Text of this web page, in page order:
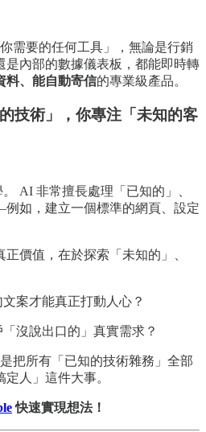
需要的任何工具」，無論是行銷
是內部的數據儀表板，都能即時轉
料、能自動寄信的專業級產品。
技術」，你專注「未知的客
AI 非常擅長處理「已知的」、
如，建立一個標準的網頁、設定
價值，在於探索「未知的」、
案才能真正打動人心？
沒說出口的」真實需求？
把所有「已知的技術雜務」全部
人」這件大事。
快速實現想法！